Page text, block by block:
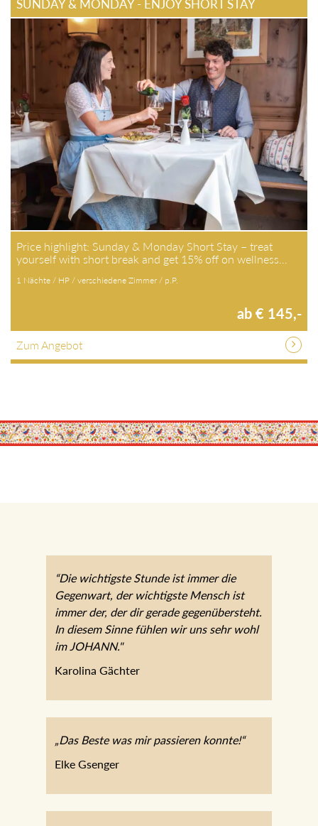
SUNDAY & MONDAY - ENJOY SHORT STAY
Price highlight: Sunday & Monday Short Stay – treat
yourself with short break and get 15% off on wellness…
1 Nächte / HP / verschiedene Zimmer / p.P.
ab € 145,-
Zum Angebot
“Die wichtigste Stunde ist immer die
Gegenwart, der wichtigste Mensch ist
immer der, der dir gerade gegenübersteht.
In diesem Sinne fühlen wir uns sehr wohl
im JOHANN."
Karolina Gächter
„Das Beste was mir passieren konnte!“
Elke Gsenger